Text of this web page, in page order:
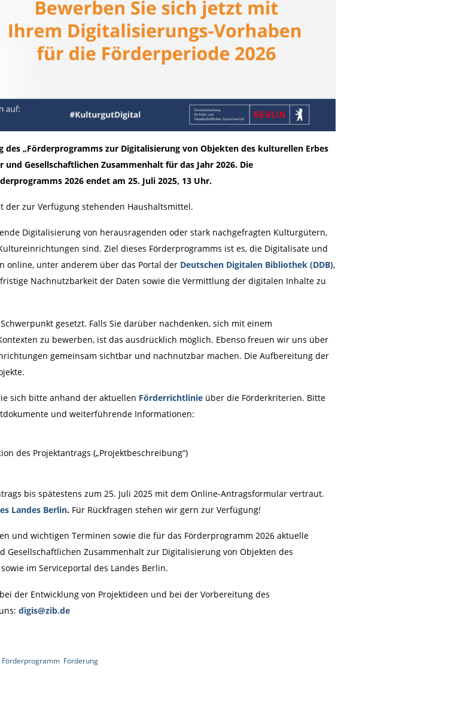
des „Förderprogramms zur Digitalisierung von Objekten des kulturellen Erbes
Gesellschaftlichen Zusammenhalt für das Jahr 2026. Die
2026 endet am 25. Juli 2025, 13 Uhr.
zur Verfügung stehenden Haushaltsmittel.
Digitalisierung von herausragenden oder stark nachgefragten Kulturgütern,
sind. Ziel dieses Förderprogramms ist es, die Digitalisate und
online, unter anderem über das Portal der Deutschen Digitalen Bibliothek (DDB),
Nachnutzbarkeit der Daten sowie die Vermittlung der digitalen Inhalte zu
gesetzt. Falls Sie darüber nachdenken, sich mit einem
zu bewerben, ist das ausdrücklich möglich. Ebenso freuen wir uns über
gemeinsam sichtbar und nachnutzbar machen. Die Aufbereitung der
sich bitte anhand der aktuellen Förderrichtlinieüber die Förderkriterien. Bitte
und weiterführende Informationen:
des Projektantrags („Projektbeschreibung“)
bis spätestens zum 25. Juli 2025 mit dem Online-Antragsformular vertraut.
Landes Berlin.Für Rückfragen stehen wir gern zur Verfügung!
und wichtigen Terminen sowie die für das Förderprogramm 2026 aktuelle
Zusammenhalt zur Digitalisierung von Objekten des
im Serviceportal des Landes Berlin.
der Entwicklung von Projektideen und bei der Vorbereitung des
digis@zib.de
Förderprogramm, Förderung